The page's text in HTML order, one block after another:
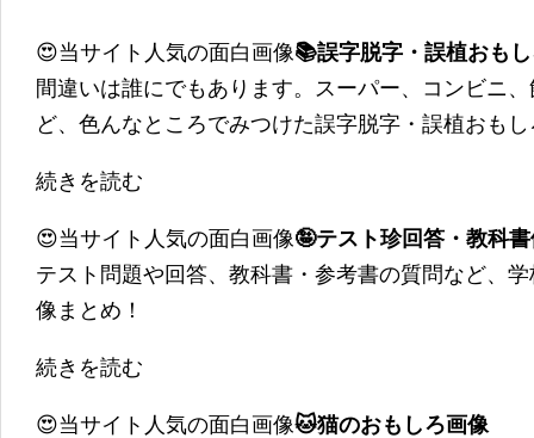
😍当サイト人気の面白画像📚誤字脱字・誤植おも
間違いは誰にでもあります。スーパー、コンビニ
ど、色んなところでみつけた誤字脱字・誤植おも
続きを読む
😍当サイト人気の面白画像🤪テスト珍回答・教科
テスト問題や回答、教科書・参考書の質問など、
像まとめ！
続きを読む
😍当サイト人気の面白画像🐱猫のおもしろ画像